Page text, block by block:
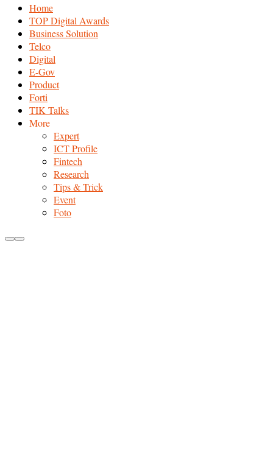
Home
TOP Digital Awards
Business Solution
Telco
Digital
E-Gov
Product
Forti
TIK Talks
More
Expert
ICT Profile
Fintech
Research
Tips & Trick
Event
Foto